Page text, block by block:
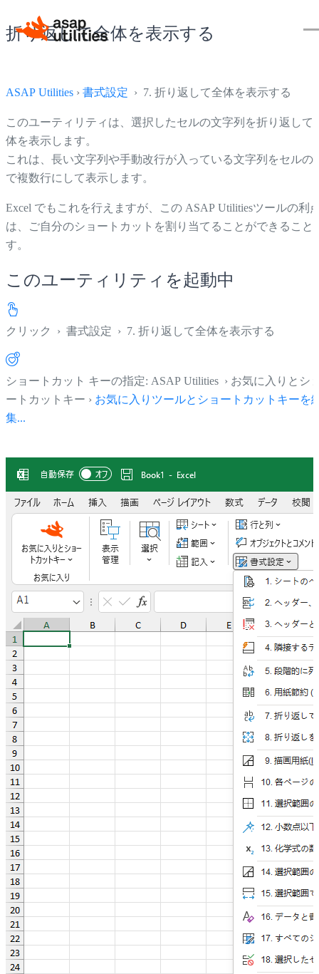
折り返して​​全体を表示する
ASAP Utilities › 書式設定 › 7. 折り返して​​全体を表示する
このユーティリティは、選択したセルの文字列を折り返して​​
体を表示します。
これは、長い文字列や手動改行が入っている文字列をセルの
で複数行にして表示します。
Excel でもこれを行えますが、この ASAP Utilitiesツールの利
は、ご自分のショートカットを割り当てることができること
す。
このユーティリティを起動中
クリック › 書式設定 › 7. 折り返して​​全体を表示する
ショートカット キーの指定: ASAP Utilities › お気に入りとシ
ートカットキー › お気に入りツールとショートカットキーを
集...